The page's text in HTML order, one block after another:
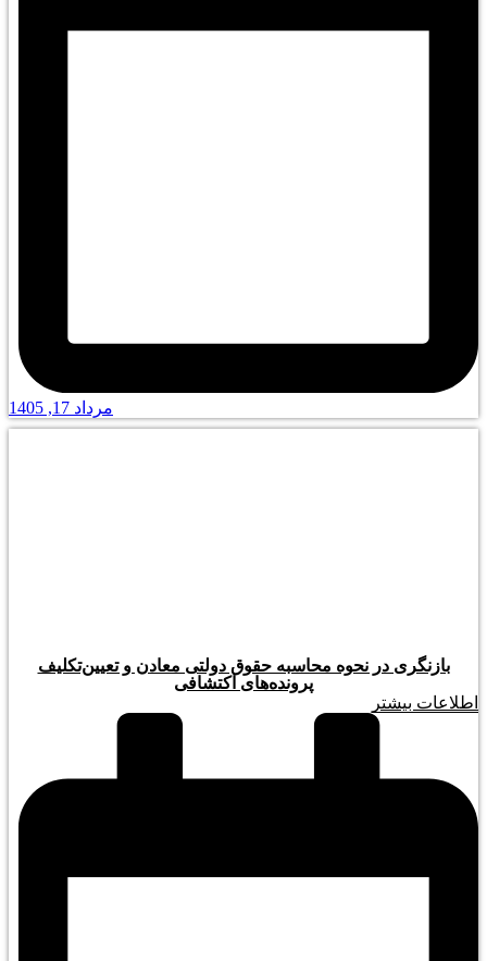
مرداد 17, 1405
بازنگری در نحوه محاسبه حقوق دولتی معادن و تعیین‌تکلیف
پرونده‌های اکتشافی
اطلاعات بیشتر